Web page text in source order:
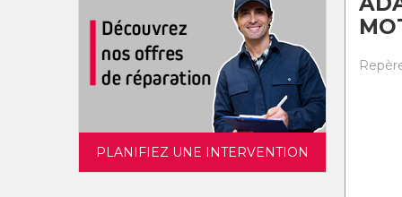
PLANIFIEZ UNE INTERVENTION